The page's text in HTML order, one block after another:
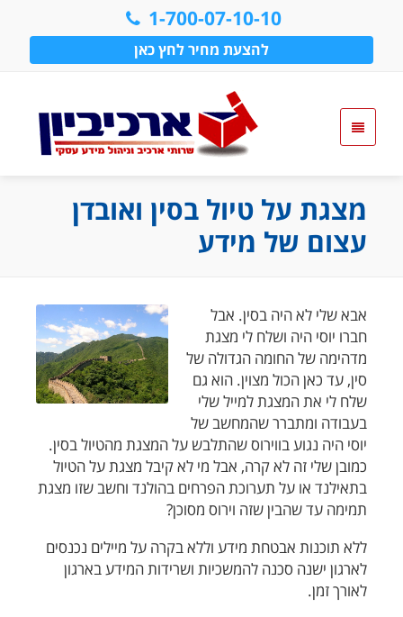
1-700-07-10-10
להצעת מחיר לחץ כאן
מצגת על טיול בסין ואובדן
עצום של מידע
אבא שלי לא היה בסין. אבל
חברו יוסי היה ושלח לי מצגת
מדהימה של החומה הגדולה של
סין, עד כאן הכול מצוין. הוא גם
שלח לי את המצגת למייל שלי
בעבודה ומתברר שהמחשב של
יוסי היה נגוע בווירוס שהתלבש על המצגת מהטיול בסין.
כמובן שלי זה לא קרה, אבל מי לא קיבל מצגת על הטיול
בתאילנד או על תערוכת הפרחים בהולנד וחשב שזו מצגת
תמימה עד שהבין שזה וירוס מסוכן?
ללא תוכנות אבטחת מידע וללא בקרה על מיילים נכנסים
לארגון ישנה סכנה להמשכיות ושרידות המידע בארגון
לאורך זמן.